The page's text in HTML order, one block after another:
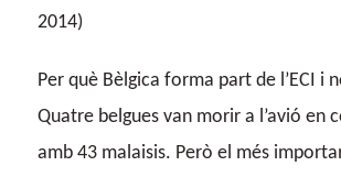
2014)
Per què Bèlgica forma part de l’ECI i
Quatre belgues van morir a l’avió en
amb 43 malaisis. Però el més